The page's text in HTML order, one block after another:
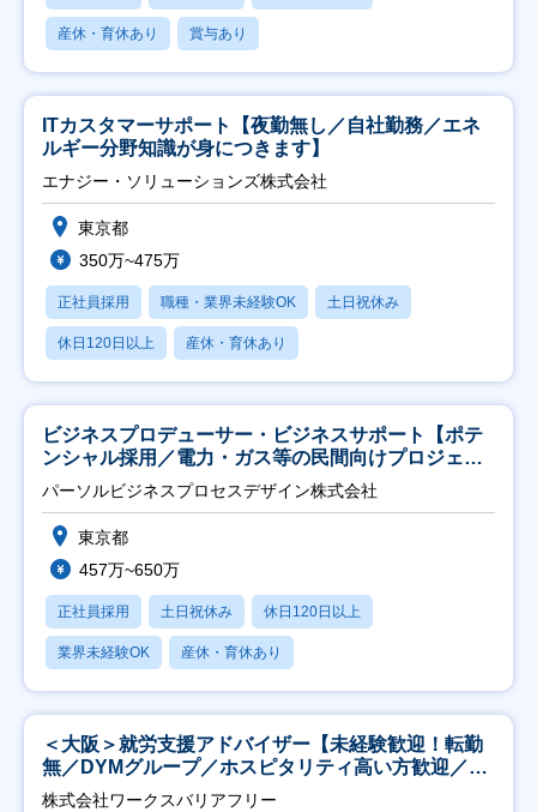
産休・育休あり 賞与あり
ITカスタマーサポート【夜勤無し／自社勤務／エネ
ルギー分野知識が身につきます】
エナジー・ソリューションズ株式会社
東京都
350万~475万
正社員採用 職種・業界未経験OK 土日祝休み
休日120日以上 産休・育休あり
ビジネスプロデューサー・ビジネスサポート【ポテ
ンシャル採用／電力・ガス等の民間向けプロジェク
ト推進】
パーソルビジネスプロセスデザイン株式会社
東京都
457万~650万
正社員採用 土日祝休み 休日120日以上
業界未経験OK 産休・育休あり
＜大阪＞就労支援アドバイザー【未経験歓迎！転勤
無／DYMグループ／ホスピタリティ高い方歓迎／土
日祝】
株式会社ワークスバリアフリー